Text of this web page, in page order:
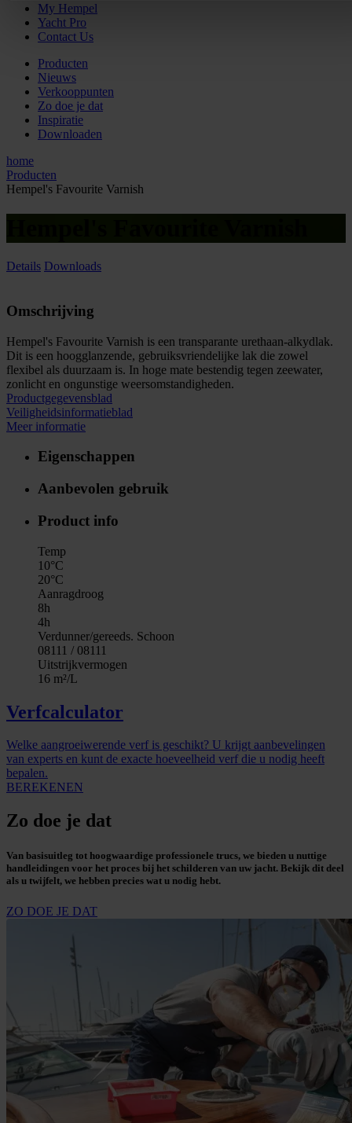
My Hempel
Yacht Pro
Contact Us
Producten
Nieuws
Verkooppunten
Zo doe je dat
Inspiratie
Downloaden
home
Producten
Hempel's Favourite Varnish
Details Downloads
Omschrijving
Hempel's Favourite Varnish is een transparante urethaan-alkydlak.
Dit is een hoogglanzende, gebruiksvriendelijke lak die zowel
flexibel als duurzaam is. In hoge mate bestendig tegen zeewater,
zonlicht en ongunstige weersomstandigheden.
Productgegevensblad
Veiligheidsinformatieblad
Meer informatie
Eigenschappen
Aanbevolen gebruik
Product info
Temp
10°C
20°C
Aanragdroog
8h
4h
Verdunner/gereeds. Schoon
08111 / 08111
Uitstrijkvermogen
16 m²/L
Verfcalculator
Welke aangroeiwerende verf is geschikt? U krijgt aanbevelingen
van experts en kunt de exacte hoeveelheid verf die u nodig heeft
bepalen.
BEREKENEN
Zo doe je dat
Van basisuitleg tot hoogwaardige professionele trucs, we bieden u nuttige
handleidingen voor het proces bij het schilderen van uw jacht. Bekijk dit deel
als u twijfelt, we hebben precies wat u nodig hebt.
ZO DOE JE DAT